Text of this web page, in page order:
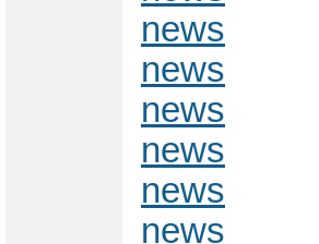
news
news
news
news
news
news